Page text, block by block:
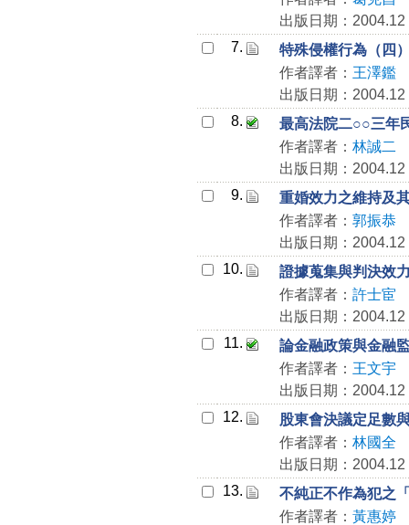
出版日期：2004.12
7.
特殊侵權行為（四
作者譯者： 王澤鑑
出版日期：2004.12
8.
最高法院二○○三年
作者譯者： 林誠二
出版日期：2004.12
9.
重婚效力之維持及
作者譯者： 郭振恭
出版日期：2004.12
10.
證據蒐集與判決效
作者譯者： 許士宦
出版日期：2004.12
11.
論金融政策與金融
作者譯者： 王文宇
出版日期：2004.12
12.
股東會決議定足數
作者譯者： 林國全
出版日期：2004.12
13.
不純正不作為犯之
作者譯者： 黃惠婷